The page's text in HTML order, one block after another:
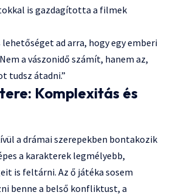
is gazdagította a filmek
lehetőséget ad arra, hogy egy emberi
a vászonidő számít, hanem az,
tudsz átadni.”
Komplexitás és
a drámai szerepekben bontakozik
a karakterek legmélyebb,
is feltárni. Az ő játéka sosem
benne a belső konfliktust, a